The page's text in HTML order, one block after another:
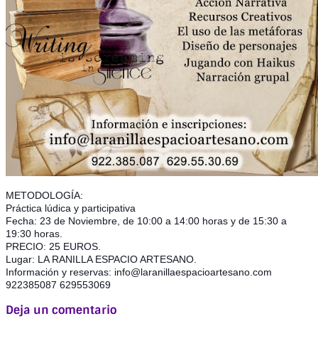
METODOLOGÍA:
Práctica lúdica y participativa
Fecha: 23 de Noviembre, de 10:00 a 14:00 horas y de 15:30 a
19:30 horas.
PRECIO: 25 EUROS.
Lugar: LA RANILLA ESPACIO ARTESANO.
Información y reservas: info@laranillaespacioartesano.com
922385087 629553069
Deja un comentario